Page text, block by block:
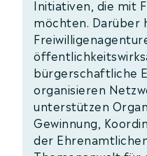
Initiativen, die mit
möchten. Darüber
bürgerschaftliche
organisieren
unterstützen
Gewinnung,
der